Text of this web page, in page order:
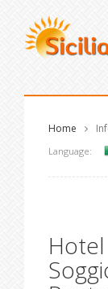
Home
Language: